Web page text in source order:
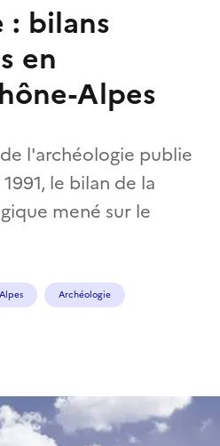
: bilans
en
Alpes
l'archéologie publie
le bilan de la
mené sur le
Archéologie